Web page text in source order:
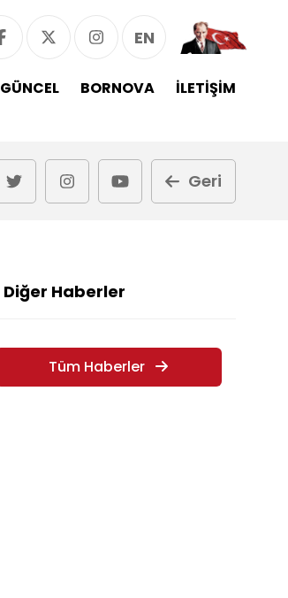
EN
GÜNCEL BORNOVA İLETİŞİM
Geri
Diğer Haberler
Tüm Haberler